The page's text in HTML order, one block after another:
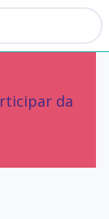
da